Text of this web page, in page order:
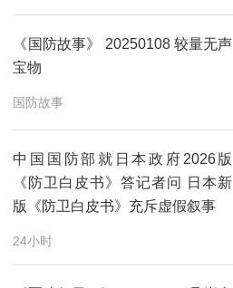
《国防故事》 20250108 较量无声
宝物
国防故事
中国国防部就日本政府2026版
《防卫白皮书》答记者问 日本新
版《防卫白皮书》充斥虚假叙事
24小时